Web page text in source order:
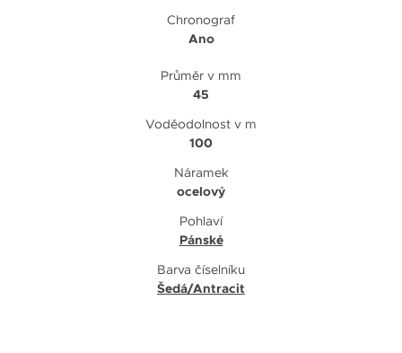
Chronograf
Ano
Průměr v mm
45
Voděodolnost v m
100
Náramek
ocelový
Pohlaví
Pánské
Barva číselníku
Šedá/Antracit